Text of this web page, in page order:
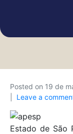
Posted on 19 de
Leave a
Estado de São